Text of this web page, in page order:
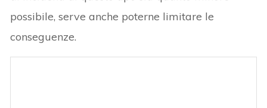
possibile, serve anche poterne limitare le
conseguenze.